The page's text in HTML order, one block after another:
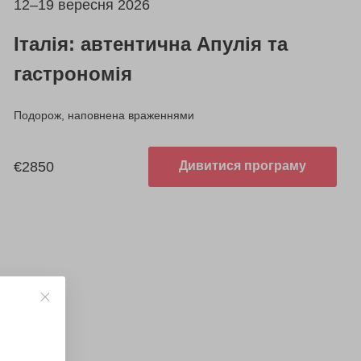
12–19 вересня 2026
Італія: автентична Апулія та
гастрономія
Подорож, наповнена враженнями
€2850 Дивитися програму